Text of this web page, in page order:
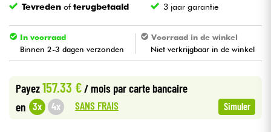
Kinderen
Kabels & toebehoren
HiFi
Tevreden ofterugbetaald 3 jaar garantie
In voorraad
Binnen 2-3 dagen verzonden
Voorraad in de winkel
Niet verkrijgbaar in de winkel
Payez157.33 €/ mois par carte bancaire
en 3x 4x SANS FRAIS Simuler